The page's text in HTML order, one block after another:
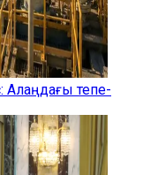
Алаңдағы тепе-